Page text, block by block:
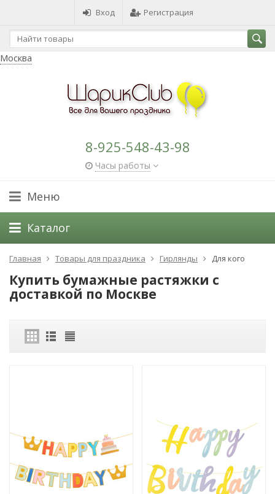
Вход Регистрация
Москва
8-925-548-43-98
Часы работы
Меню
Каталог
Главная Товары для праздника Гирлянды Для кого
Купить бумажные растяжки с
доставкой по Москве